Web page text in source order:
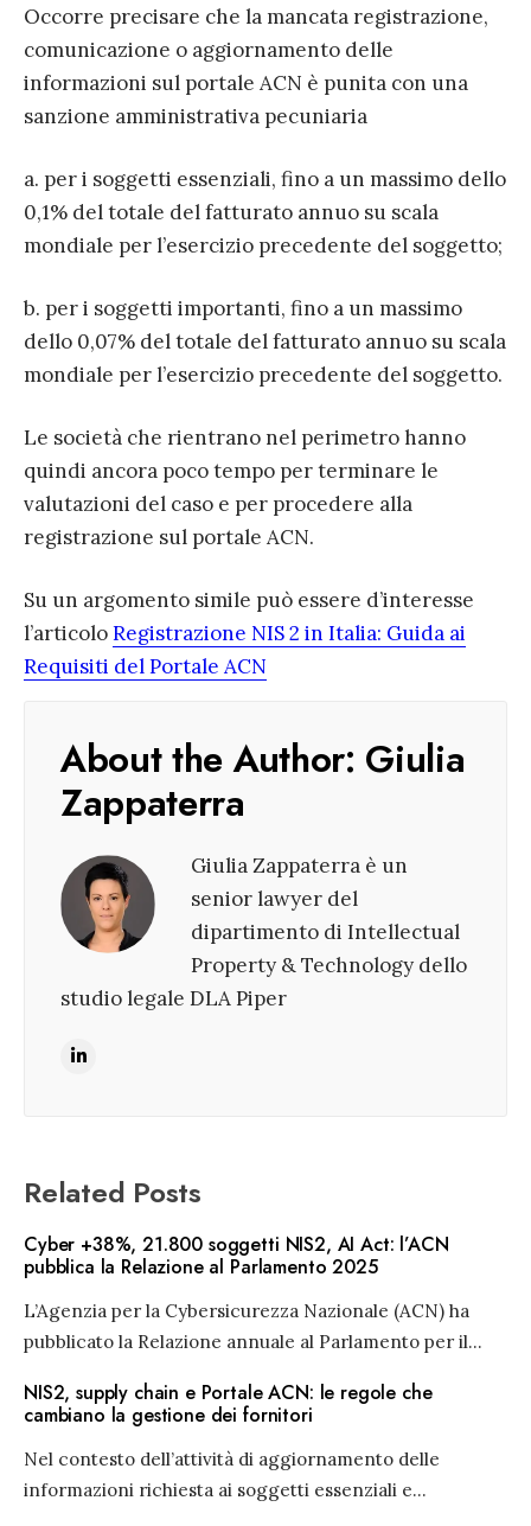
Occorre precisare che la mancata registrazione,
comunicazione o aggiornamento delle
informazioni sul portale ACN è punita con una
sanzione amministrativa pecuniaria
a. per i soggetti essenziali, fino a un massimo dello
0,1% del totale del fatturato annuo su scala
mondiale per l’esercizio precedente del soggetto;
b. per i soggetti importanti, fino a un massimo
dello 0,07% del totale del fatturato annuo su scala
mondiale per l’esercizio precedente del soggetto.
Le società che rientrano nel perimetro hanno
quindi ancora poco tempo per terminare le
valutazioni del caso e per procedere alla
registrazione sul portale ACN.
Su un argomento simile può essere d’interesse
l’articoloRegistrazione NIS 2 in Italia: Guida ai
Requisiti del Portale ACN
About the Author: Giulia
Zappaterra
Giulia Zappaterra è un
senior lawyer del
dipartimento di Intellectual
Property & Technology dello
studio legale DLA Piper
Related Posts
Cyber +38%, 21.800 soggetti NIS2, AI Act: l’ACN
pubblica la Relazione al Parlamento 2025
L’Agenzia per la Cybersicurezza Nazionale (ACN) ha
pubblicato la Relazione annuale al Parlamento per il...
NIS2, supply chain e Portale ACN: le regole che
cambiano la gestione dei fornitori
Nel contesto dell’attività di aggiornamento delle
informazioni richiesta ai soggetti essenziali e...